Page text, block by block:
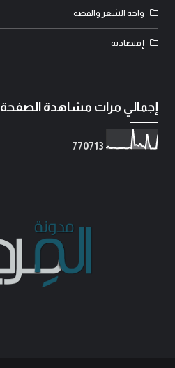
واحة الشعر والقصة
إقتصادية
إجمالي مرات مشاهدة الصفحة
770713